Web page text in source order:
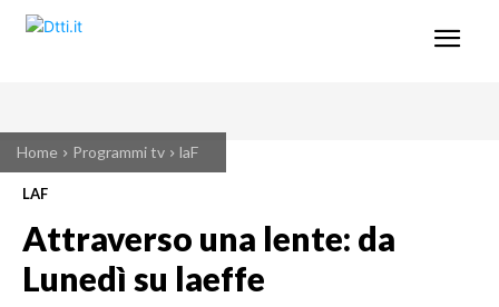
Home Programmi tv laF
LAF
Attraverso una lente: da
Lunedì su laeffe